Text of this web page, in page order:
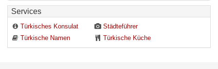
Services
Türkisches Konsulat
Städteführer
Türkische Namen
Türkische Küche